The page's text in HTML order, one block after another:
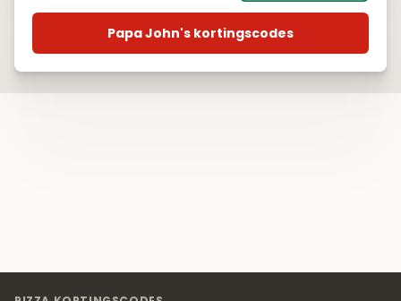
Papa John's kortingscodes